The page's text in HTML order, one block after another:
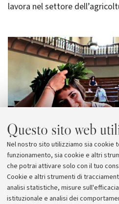
Questo sito web
Nel nostro sito utilizziamo sia cookie
funzionamento, sia cookie e altri
che potrai attivare solo con il tuo
Cookie e altri strumenti di
analisi statistiche, misure
istituzionale e analisi dei
lavora nel settore